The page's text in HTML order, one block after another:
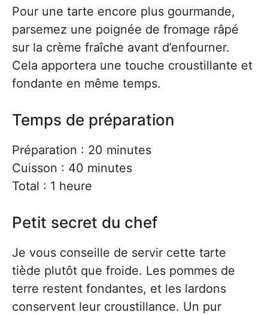
Pour une tarte encore plus gourmande,
parsemez une poignée de fromage râpé
sur la crème fraîche avant d’enfourner.
Cela apportera une touche croustillante et
fondante en même temps.
Temps de préparation
Préparation : 20 minutes
Cuisson : 40 minutes
Total : 1 heure
Petit secret du chef
Je vous conseille de servir cette tarte
tiède plutôt que froide. Les pommes de
terre restent fondantes, et les lardons
conservent leur croustillance. Un pur